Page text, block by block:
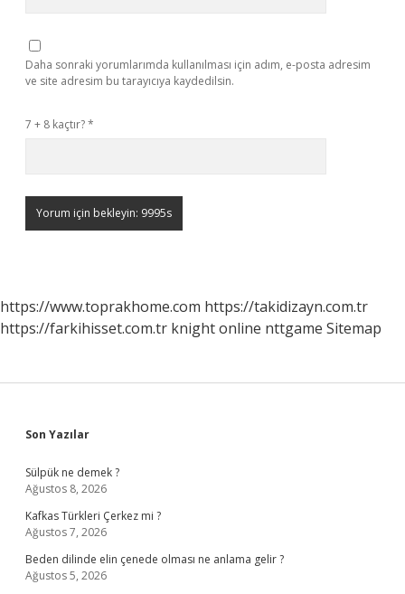
Daha sonraki yorumlarımda kullanılması için adım, e-posta adresim
ve site adresim bu tarayıcıya kaydedilsin.
7 + 8 kaçtır?*
https://www.toprakhome.com https://takidizayn.com.tr
https://farkihisset.com.tr knight online nttgame Sitemap
Sidebar
Son Yazılar
Sülpük ne demek ?
Ağustos 8, 2026
Kafkas Türkleri Çerkez mi ?
Ağustos 7, 2026
Beden dilinde elin çenede olması ne anlama gelir ?
Ağustos 5, 2026